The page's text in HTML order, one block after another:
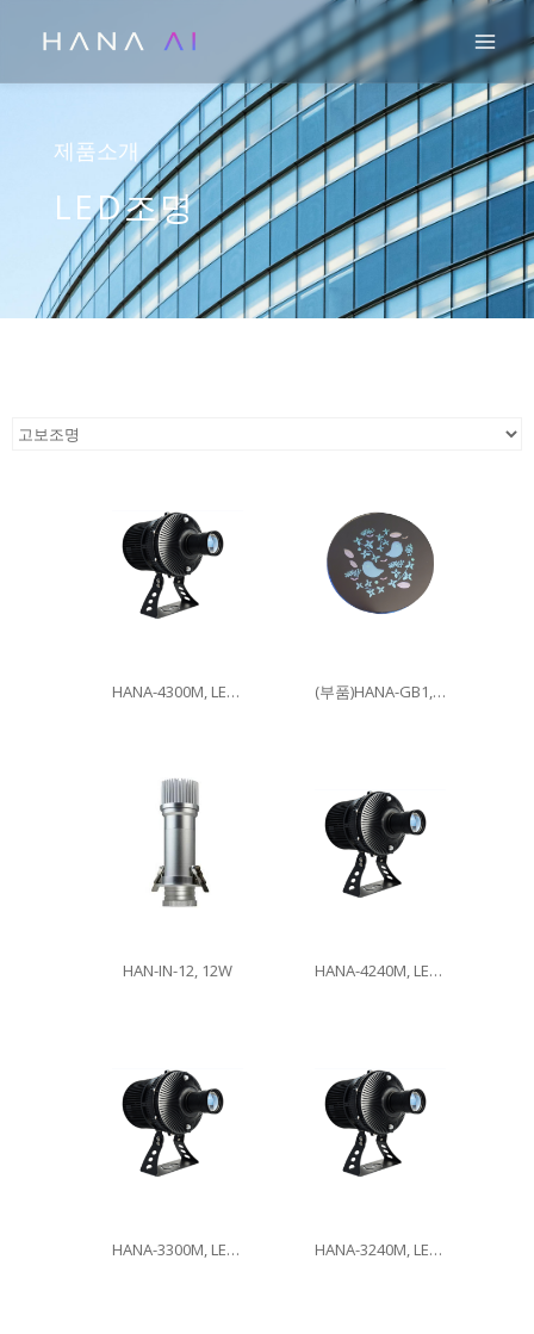
츠
제품소개
LED조명
HANA-4300M, LED300W (부품)HANA-GB1, 이미지글라스
HAN-IN-12, 12W HANA-4240M, LED240W
HANA-3300M, LED300W HANA-3240M, LED240W